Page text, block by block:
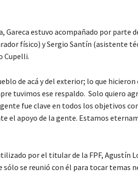
Gareca estuvo acompañado por parte
físico) y Sergio Santín (asistente
Cupelli.
de acá y del exterior; lo que hicieron
tuvimos ese respaldo. Solo quiero
fue clave en todos los objetivos
el apoyo de la gente. Estamos
por el titular de la FPF, Agustín
sólo se reunió con él para tocar temas